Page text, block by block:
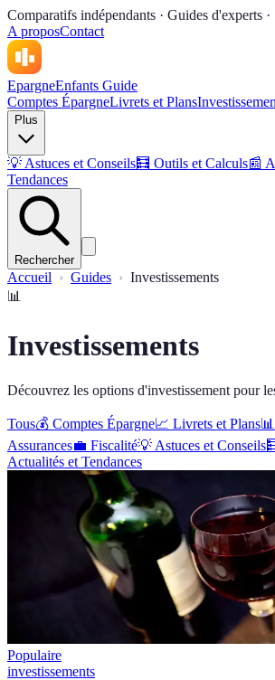
Comparatifs indépendants · Guides d'experts
A proposContact
EpargneEnfants Guide
Comptes ÉpargneLivrets et Plans
Plus
💡 Astuces et Conseils🧮 Outils et Calculs📰
Tendances
Rechercher
Accueil Guides
Investissements
📊
Investissements
Découvrez les options d'investissement pour
Tous💰 Comptes Épargne📈 Livrets et Plans📊
Assurances💼 Fiscalité💡 Astuces et Conseils
Actualités et Tendances
Populaire
investissements